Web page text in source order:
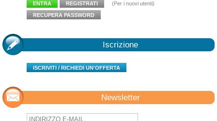
ENTRA REGISTRATI
(Per i nuovi utenti)
RECUPERA PASSWORD
Iscrizione
ISCRIVITI / RICHIEDI UN'OFFERTA
Newsletter